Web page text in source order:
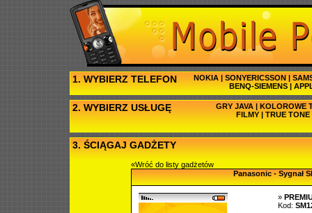
1. WYBIERZ TELEFON NOKIA | SONYERICSSON |
BENQ-SIEMENS |
2. WYBIERZ USŁUGĘ GRY JAVA | KOLOROWE
FILMY | TRUE TONE
3. ŚCIĄGAJ GADŻETY
«Wróć do listy gadżetów
Panasonic - Sygnał
»
Kod: